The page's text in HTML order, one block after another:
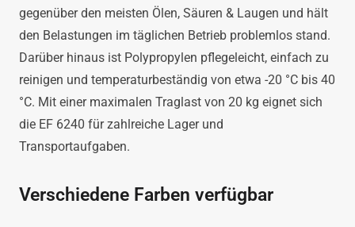
gegenüber den meisten Ölen, Säuren & Laugen und hält
den Belastungen im täglichen Betrieb problemlos stand.
Darüber hinaus ist Polypropylen pflegeleicht, einfach zu
reinigen und temperaturbeständig von etwa -20 °C bis 40
°C. Mit einer maximalen Traglast von 20 kg eignet sich
die EF 6240 für zahlreiche Lager und
Transportaufgaben.
Verschiedene Farben verfügbar